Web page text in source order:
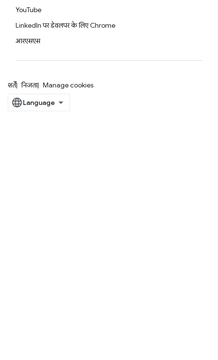
YouTube
LinkedIn पर डेवलपर के लिए Chrome
आरएसएस
शर्तें निजता Manage cookies